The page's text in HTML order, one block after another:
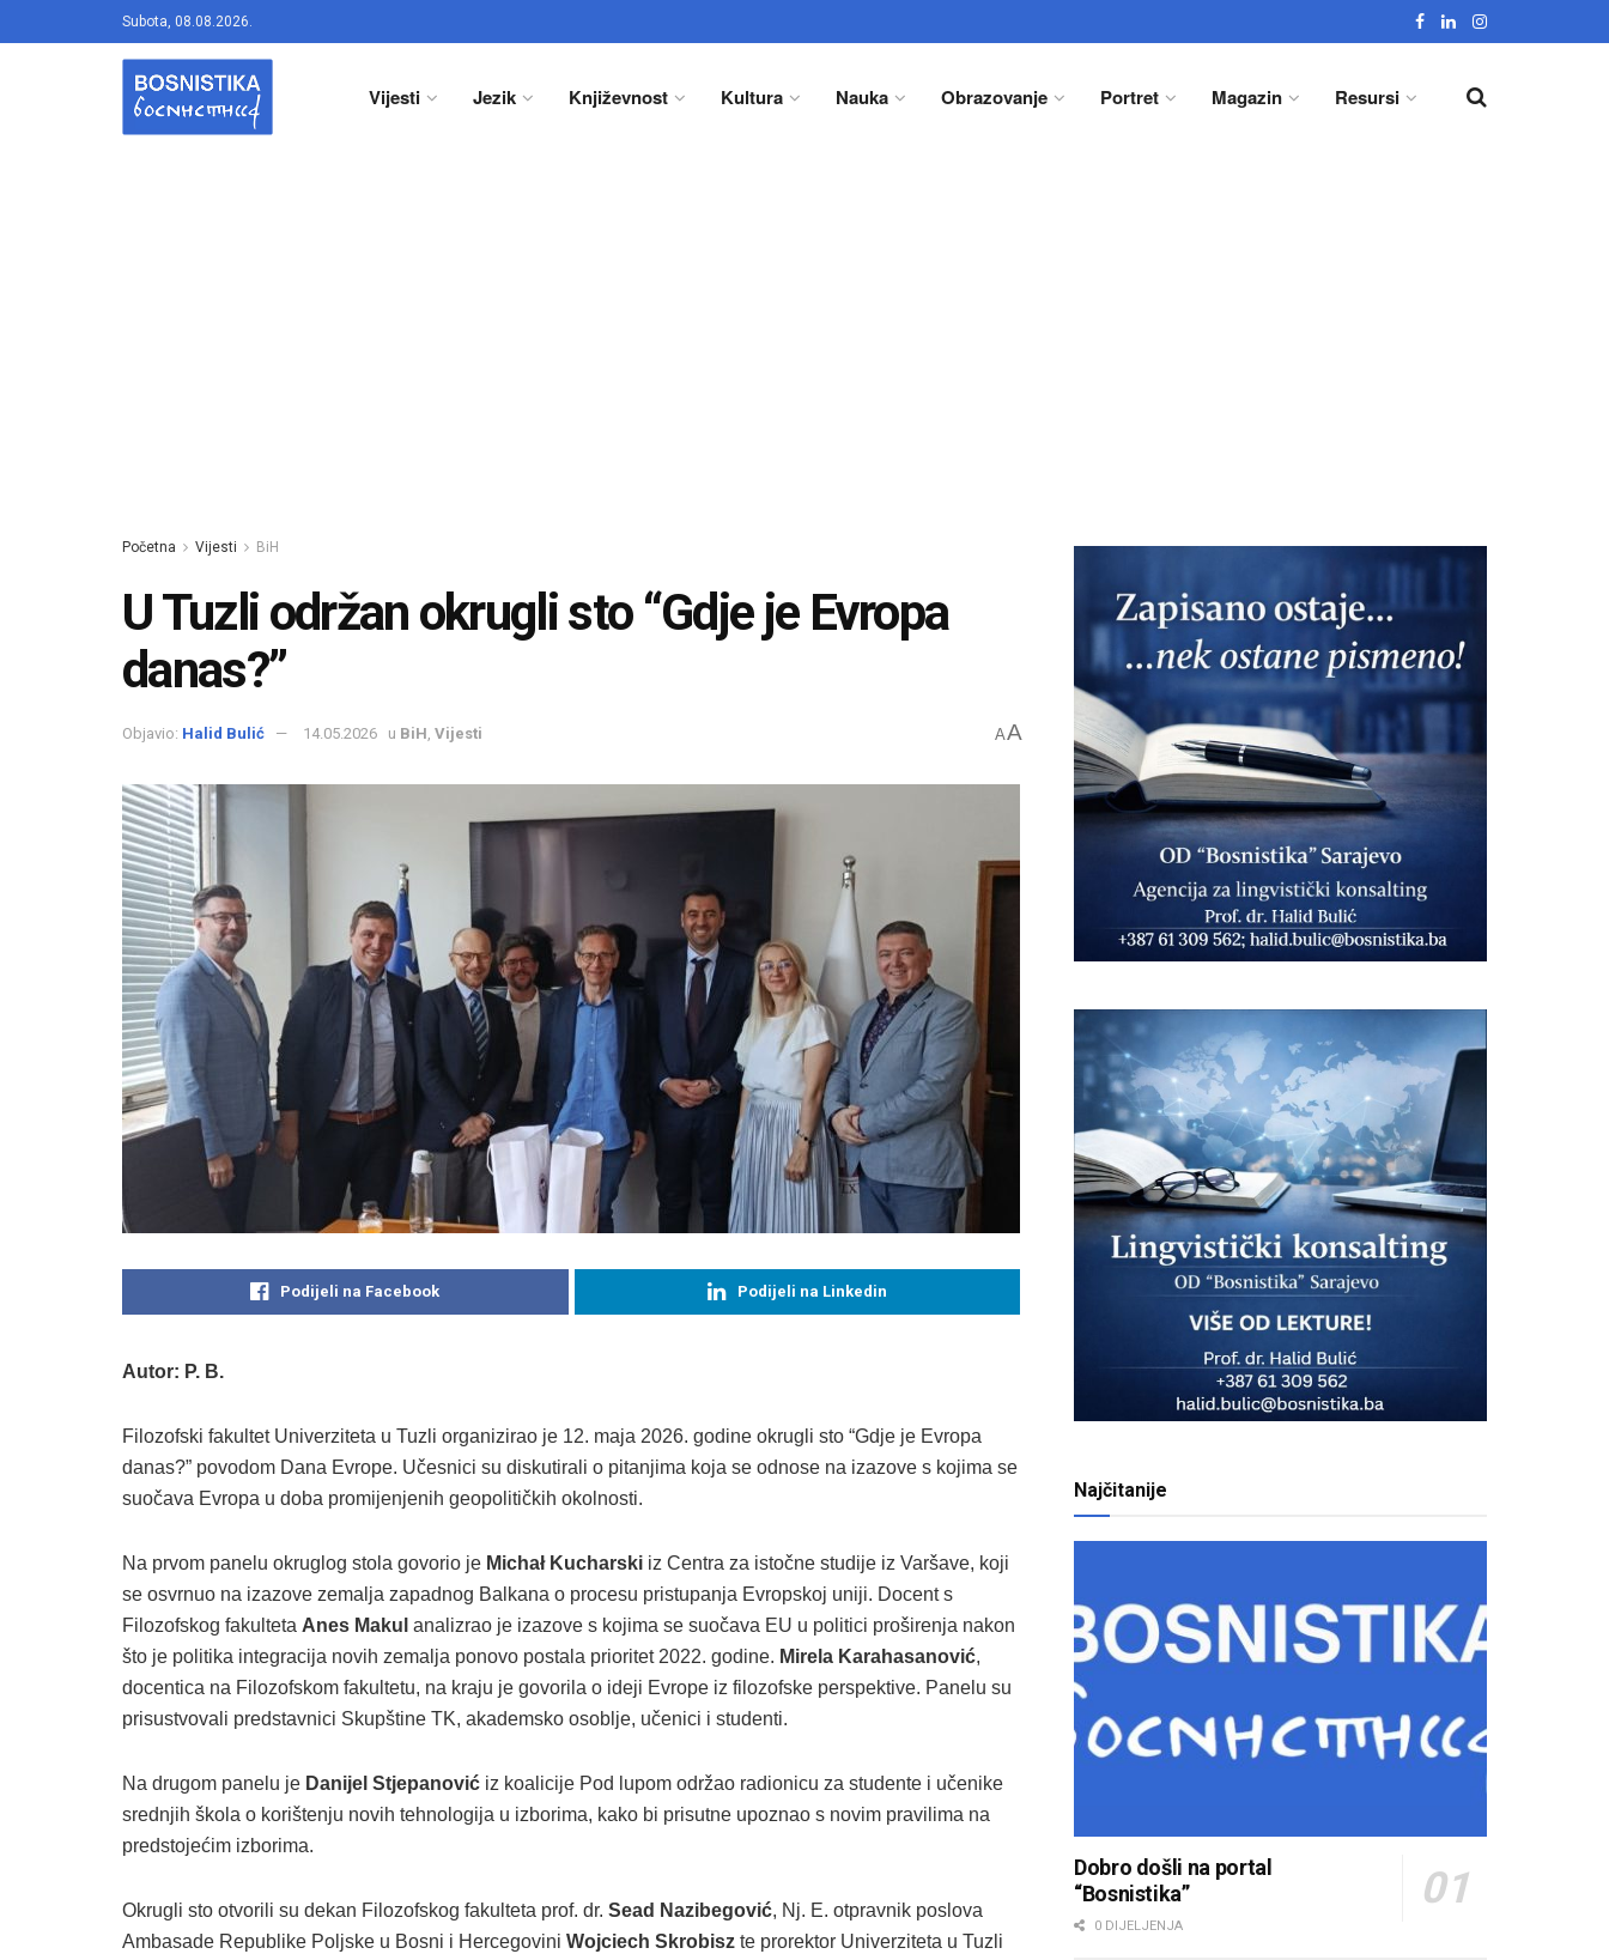
Subota, 08.08.2026.
Vijesti Jezik Književnost Kultura Nauka Obrazovanje Portret Magazin Resursi
Početna Vijesti BiH
U Tuzli održan okrugli sto “Gdje je Evropa
danas?”
Objavio: Halid Bulić 14.05.2026 u BiH Vijesti AA
Podijeli na Facebook Podijeli na Linkedin
Autor: P. B.
Filozofski fakultet Univerziteta u Tuzli organizirao je 12. maja 2026. godine okrugli sto “Gdje je Evropa
danas?” povodom Dana Evrope. Učesnici su diskutirali o pitanjima koja se odnose na izazove s kojima se
suočava Evropa u doba promijenjenih geopolitičkih okolnosti.
Na prvom panelu okruglog stola govorio je Michał Kucharski iz Centra za istočne studije iz Varšave, koji
se osvrnuo na izazove zemalja zapadnog Balkana o procesu pristupanja Evropskoj uniji. Docent s
Filozofskog fakulteta Anes Makul analizrao je izazove s kojima se suočava EU u politici proširenja nakon
što je politika integracija novih zemalja ponovo postala prioritet 2022. godine. Mirela Karahasanović,
docentica na Filozofskom fakultetu, na kraju je govorila o ideji Evrope iz filozofske perspektive. Panelu su
prisustvovali predstavnici Skupštine TK, akademsko osoblje, učenici i studenti.
Na drugom panelu je Danijel Stjepanović iz koalicije Pod lupom održao radionicu za studente i učenike
srednjih škola o korištenju novih tehnologija u izborima, kako bi prisutne upoznao s novim pravilima na
predstojećim izborima.
Okrugli sto otvorili su dekan Filozofskog fakulteta prof. dr. Sead Nazibegović, Nj. E. otpravnik poslova
Ambasade Republike Poljske u Bosni i Hercegovini Wojciech Skrobisz te prorektor Univerziteta u Tuzli
Najčitanije
Dobro došli na portal
“Bosnistika”
0 DIJELJENJA